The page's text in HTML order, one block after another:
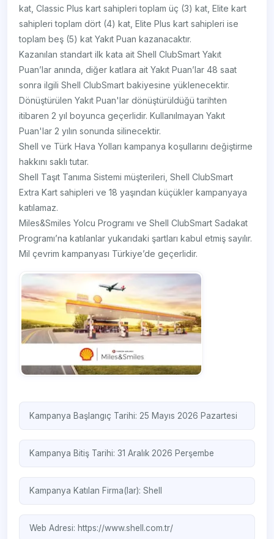
kat, Classic Plus kart sahipleri toplam üç (3) kat, Elite kart
sahipleri toplam dört (4) kat, Elite Plus kart sahipleri ise
toplam beş (5) kat Yakıt Puan kazanacaktır.
Kazanılan standart ilk kata ait Shell ClubSmart Yakıt
Puan’lar anında, diğer katlara ait Yakıt Puan’lar 48 saat
sonra ilgili Shell ClubSmart bakiyesine yüklenecektir.
Dönüştürülen Yakıt Puan'lar dönüştürüldüğü tarihten
itibaren 2 yıl boyunca geçerlidir. Kullanılmayan Yakıt
Puan'lar 2 yılın sonunda silinecektir.
Shell ve Türk Hava Yolları kampanya koşullarını değiştirme
hakkını saklı tutar.
Shell Taşıt Tanıma Sistemi müşterileri, Shell ClubSmart
Extra Kart sahipleri ve 18 yaşından küçükler kampanyaya
katılamaz.
Miles&Smiles Yolcu Programı ve Shell ClubSmart Sadakat
Programı’na katılanlar yukarıdaki şartları kabul etmiş sayılır.
Mil çevrim kampanyası Türkiye’de geçerlidir.
Kampanya Başlangıç Tarihi: 25 Mayıs 2026 Pazartesi
Kampanya Bitiş Tarihi: 31 Aralık 2026 Perşembe
Kampanya Katılan Firma(lar):Shell
Web Adresi: https://www.shell.com.tr/